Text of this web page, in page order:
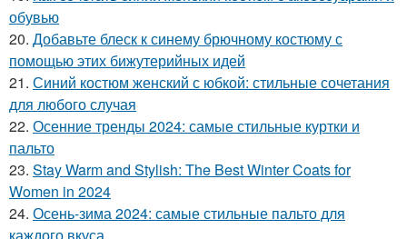
обувью
20. Добавьте блеск к синему брючному костюму с
помощью этих бижутерийных идей
21. Синий костюм женский с юбкой: стильные сочетания
для любого случая
22. Осенние тренды 2024: самые стильные куртки и
пальто
23. Stay Warm and Stylish: The Best Winter Coats for
Women in 2024
24. Осень-зима 2024: самые стильные пальто для
каждого вкуса